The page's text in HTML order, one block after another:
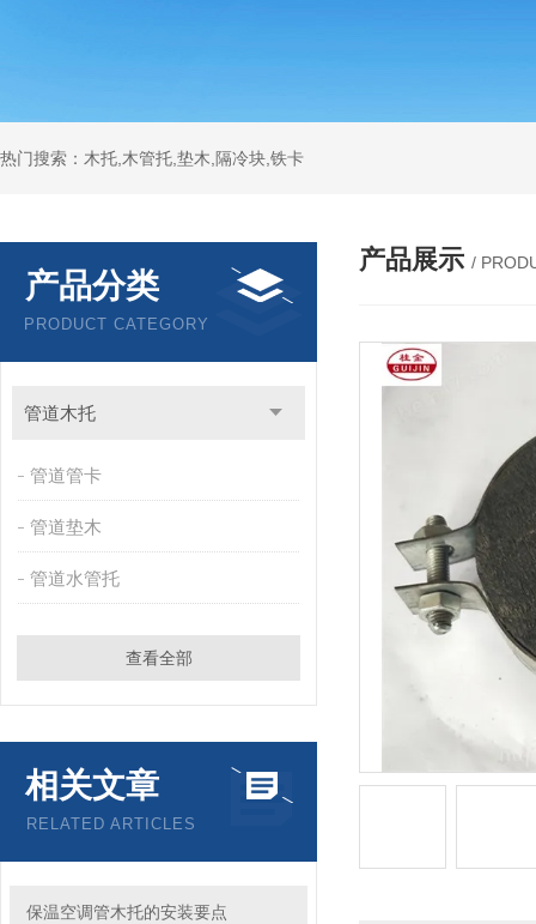
热门搜索：木托,木管托,垫木,隔冷块,铁卡
产品分类
PRODUCT CATEGORY
管道木托
管道管卡
管道垫木
管道水管托
查看全部
相关文章
RELATED ARTICLES
保温空调管木托的安装要点
产品展示 /